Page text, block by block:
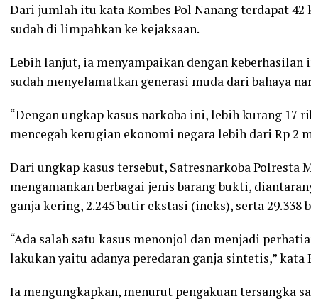
Dari jumlah itu kata Kombes Pol Nanang terdapat 42
sudah di limpahkan ke kejaksaan.
Lebih lanjut, ia menyampaikan dengan keberhasilan
sudah menyelamatkan generasi muda dari bahaya
“Dengan ungkap kasus narkoba ini, lebih kurang 17
mencegah kerugian ekonomi negara lebih dari Rp 2
Dari ungkap kasus tersebut, Satresnarkoba Polresta
mengamankan berbagai jenis barang bukti,
ganja kering, 2.245 butir ekstasi (ineks), serta 29.338
“Ada salah satu kasus menonjol dan menjadi
lakukan yaitu adanya peredaran ganja sintetis,” kata
Ia mengungkapkan, menurut pengakuan tersangka